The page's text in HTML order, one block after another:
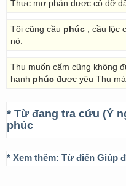
Thực mợ phán được cô đỡ
Tôi cũng cầu phúc , cầu lộc
nó.
Thu muốn cấm cũng không
hạnh phúc được yêu Thu
* Từ đang tra cứu (Ý
phúc
* Xem thêm: Từ điển Giúp